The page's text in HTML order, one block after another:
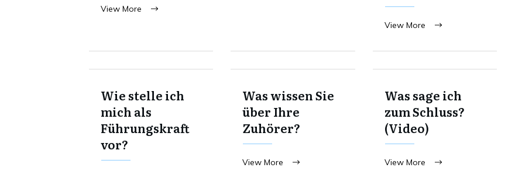
View More
View More
Wie stelle ich
mich als
Führungskraft
vor?
Was wissen Sie
über Ihre
Zuhörer?
View More
Was sage ich
zum Schluss?
(Video)
View More